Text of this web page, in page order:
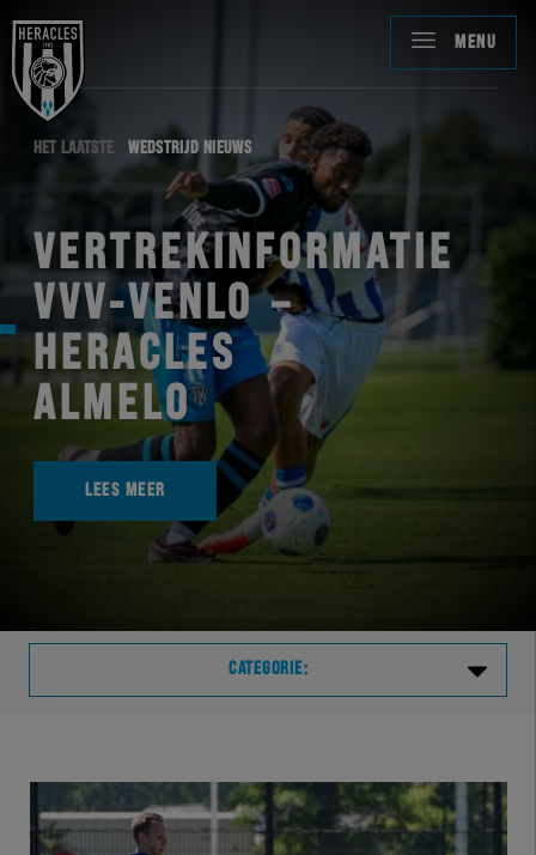
MENU
HET LAATSTE WEDSTRIJD NIEUWS
VERTREKINFORMATIE
VVV-VENLO –
HERACLES
ALMELO
LEES MEER
CATEGORIE:
VVVHER